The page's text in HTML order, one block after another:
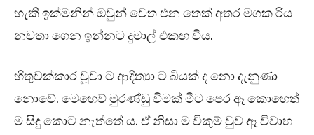
හැකි ඉක්මනින් ඔවුන් වෙත එන තෙක් අතර මගක රිය
නවතා ගෙන ඉන්නට දුමාල් එකඟ විය.
හිතුවක්කාර වූවා ට ආදිත්‍යා ට බියක් ද නො දැනුණා
නොවේ. මෙහෙව් මුරණ්ඩු වීමක් මීට පෙර ඈ කොහෙත්
ම සිදු කොට නැත්තේ ය. ඒ නිසා ම විකුම් වුව ඈ විවාහ